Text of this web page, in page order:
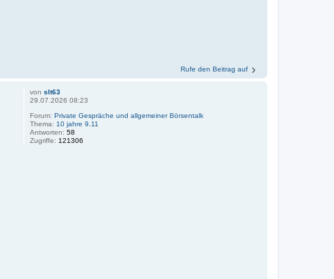
Rufe den Beitrag auf
vonslt63
29.07.2026 08:23
Forum:Private Gespräche und allgemeiner Börsentalk
Thema: 10 jahre 9.11
Antworten:58
Zugriffe: 121306